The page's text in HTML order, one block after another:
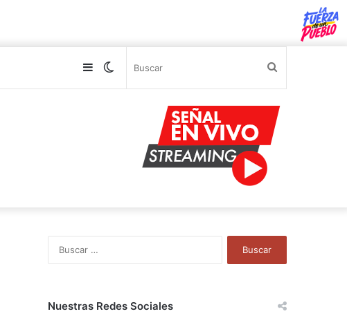
Switch
Sidebar
Nuestras Redes Sociales